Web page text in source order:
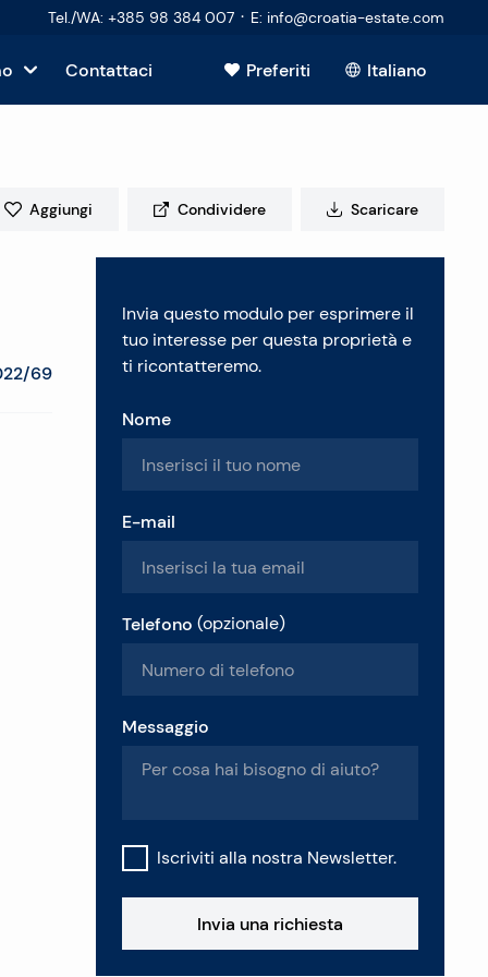
Tel./WA: +385 98 384 007 · E: info@croatia-estate.com
Contattaci Preferiti Italiano
Mostra tutto
69
Aggiungi Condividere Scaricare
Invia questo modulo per esprimere il
tuo interesse per questa proprietà e
ti ricontatteremo.
Nome
E-mail
Telefono (opzionale)
Messaggio
Iscriviti alla nostra Newsletter.
Invia una richiesta